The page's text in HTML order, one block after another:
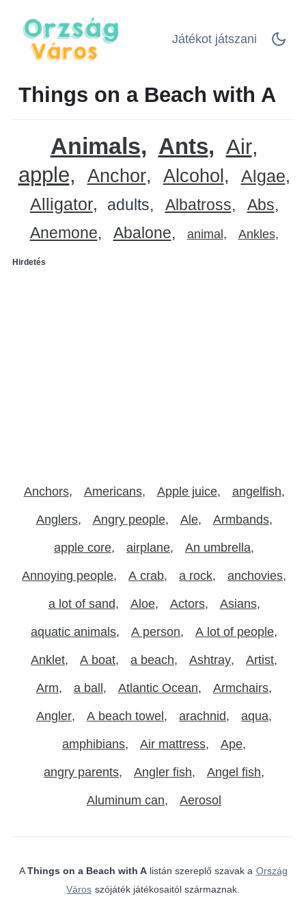
Játékot játszani
Things on a Beach with A
Animals Ants
Air
apple
Anchor Alcohol
Algae
Alligator
adults Albatross
Abs
Anemone
Abalone animal Ankles
Hirdetés
Anchors Americans Apple juice angelfish
Anglers Angry people Ale Armbands
apple core airplane An umbrella
Annoying people A crab a rock anchovies
a lot of sand Aloe Actors Asians
aquatic animals A person A lot of people
Anklet A boat a beach Ashtray Artist
Arm a ball Atlantic Ocean Armchairs
Angler A beach towel arachnid aqua
amphibians Air mattress Ape
angry parents Angler fish Angel fish
Aluminum can Aerosol
AThings on a Beach with Alistán szereplő szavak a Ország
Város szójáték játékosaitól származnak.